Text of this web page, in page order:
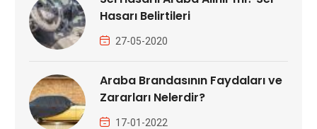
Hasarı Belirtileri
27-05-2020
Araba Brandasının Faydaları ve
Zararları Nelerdir?
17-01-2022